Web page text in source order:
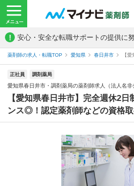
! 安心・安全な転職サポートの提供に努
薬剤師の求人・転職TOP 愛知県 春日井市 【
正社員 調剤薬局
愛知県春日井市・調剤薬局の薬剤師求人（法人名非
【愛知県春日井市】完全週休2
ンス◎！認定薬剤師などの資格